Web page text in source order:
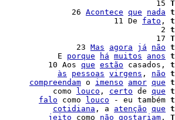
|                                 15
|               26 Acontece que nada
|                        11 De fato ,
|                                  2
|                                 17
|                23 Mas agora já não
|            E porque há muitos anos
|          10 Aos que estão casados,
às pessoas virgens , não
compreendam o imenso amor que
|           como louco , certo de que
falo como louco - eu também
cotidiana , a atenção que
jeito como não gostariam .